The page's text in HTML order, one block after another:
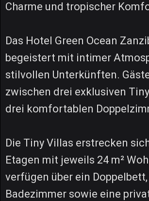
Charme und tropischer
Das Hotel Green Ocean
begeistert mit intimer
stilvollen Unterkünften.
zwischen drei exklusiven
drei komfortablen
Die Tiny Villas erstrecken
Etagen mit jeweils 24 m²
verfügen über ein
Badezimmer sowie eine